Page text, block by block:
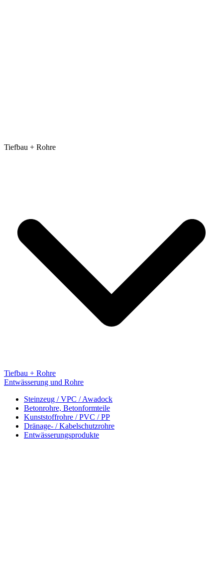
Tiefbau + Rohre
Tiefbau + Rohre
Entwässerung und Rohre
Steinzeug / VPC / Awadock
Betonrohre, Betonformteile
Kunststoffrohre / PVC / PP
Dränage- / Kabelschutzrohre
Entwässerungsprodukte